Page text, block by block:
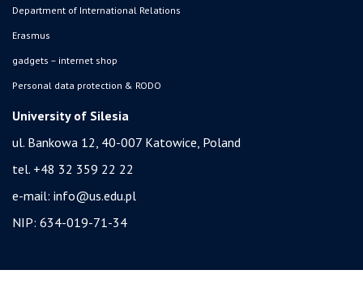
Department of International Relations
Erasmus
gadgets – internet shop
Personal data protection & RODO
University of Silesia
ul. Bankowa 12, 40-007 Katowice, Poland
tel. +48 32 359 22 22
e-mail: info@us.edu.pl
NIP: 634-019-71-34